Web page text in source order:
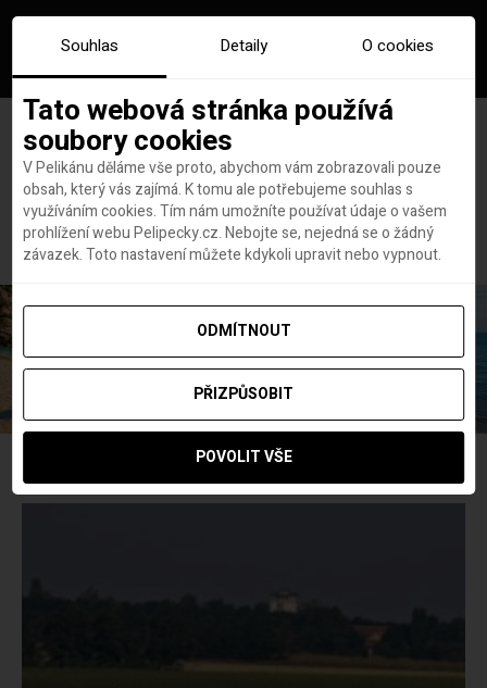
Hlavní stránka letiště vídeň
Štítek:letiště vídeň
Souhlas Detaily O cookies
Tato webová stránka používá
soubory cookies
V Pelikánu děláme vše proto, abychom vám zobrazovali pouze
obsah, který vás zajímá. K tomu ale potřebujeme souhlas s
využíváním cookies. Tím nám umožníte používat údaje o vašem
prohlížení webu Pelipecky.cz. Nebojte se, nejedná se o žádný
závazek. Toto nastavení můžete kdykoli upravit nebo vypnout.
ODMÍTNOUT
PŘIZPŮSOBIT
POVOLIT VŠE